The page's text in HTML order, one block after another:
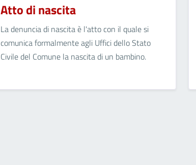
Atto di nascita
La denuncia di nascita è l'atto con il quale si
comunica formalmente agli Uffici dello Stato
Civile del Comune la nascita di un bambino.